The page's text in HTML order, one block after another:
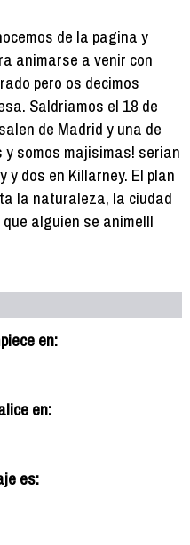
de la pagina y
animarse a venir con
pero os decimos
Saldriamos el 18 de
de Madrid y una de
y somos majisimas! serian
y dos en Killarney. El plan
la naturaleza, la ciudad
alguien se anime!!!
en:
en:
es: